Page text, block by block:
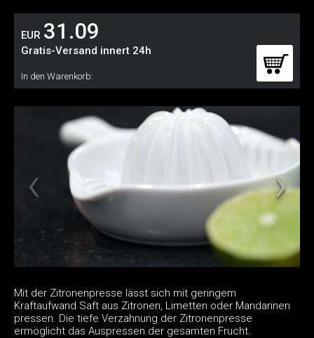
EUR 31.09
Gratis-Versand innert 24h
In den Warenkorb:
Mit der Zitronenpresse lässt sich mit geringem
Kraftaufwand Saft aus Zitronen, Limetten oder Mandarinen
pressen. Die tiefe Verzahnung der Zitronenpresse
ermöglicht das Auspressen der gesamten Frucht.